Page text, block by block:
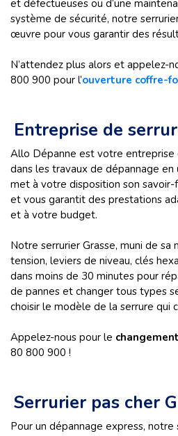
et défectueuses ou d’une
système de sécurité, notre
œuvre pour vous garantir des
N’attendez plus alors et appelez-
800 900 pour l’ouverture coffre-
Entreprise de
Allo Dépanne est votre entreprise
dans les travaux de dépannage en
met à votre disposition son
et vous garantit des prestations
et à votre budget.
Notre serrurier Grasse, muni de
tension, leviers de niveau, clés
dans moins de 30 minutes pour
de pannes et changer tous types
choisir le modèle de la serrure qui
Appelez-nous pour le
80 800 900 !
Serrurier pas cher
Pour un dépannage express, notre